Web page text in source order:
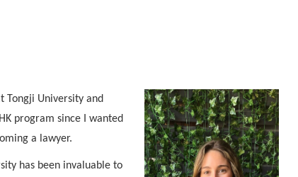
Tongji University and
program since I wanted
a lawyer.
has been invaluable to